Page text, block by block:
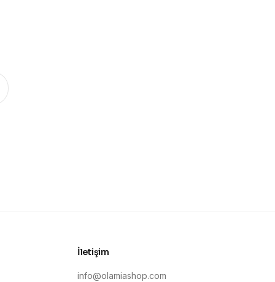
İletişim
info@olamiashop.com